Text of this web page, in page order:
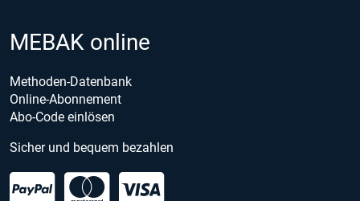
MEBAK online
Methoden-Datenbank
Online-Abonnement
Abo-Code einlösen
Sicher und bequem bezahlen